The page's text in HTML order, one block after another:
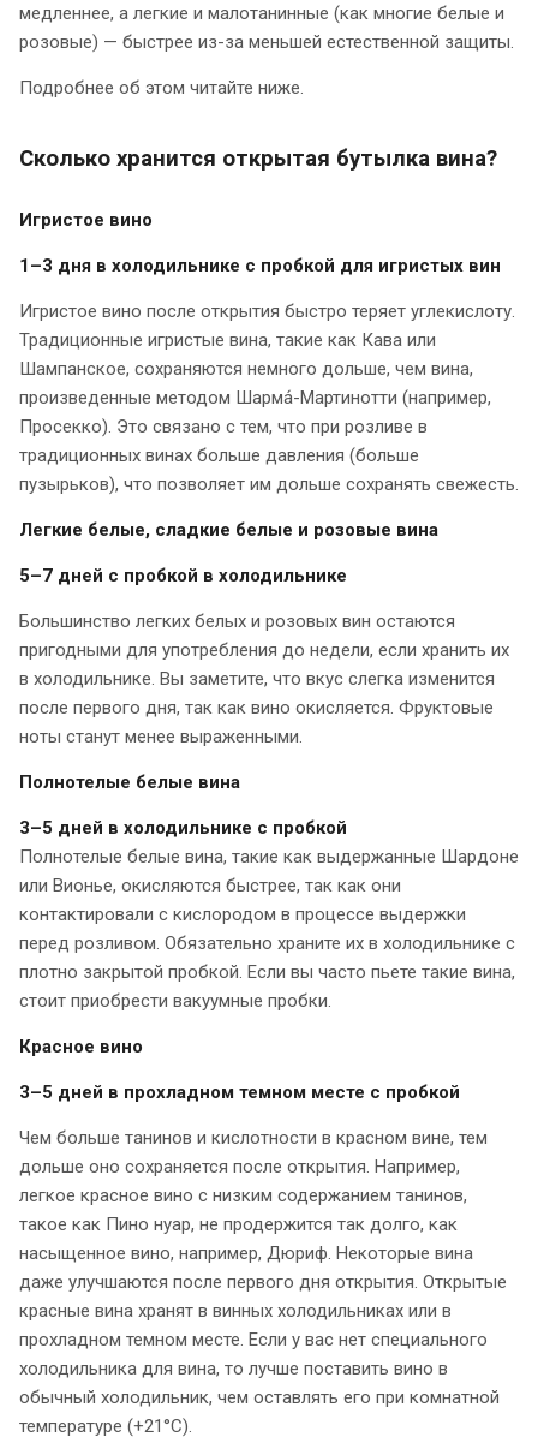
медленнее, а легкие и малотaнинные (как многие белые и
розовые) — быстрее из-за меньшей естественной защиты.
Подробнее об этом читайте ниже.
Сколько хранится открытая бутылка вина?
Игристое вино
1–3 дня в холодильнике с пробкой для игристых вин
Игристое вино после открытия быстро теряет углекислоту.
Традиционные игристые вина, такие как Кава или
Шампанское, сохраняются немного дольше, чем вина,
произведенные методом Шарма́-Мартинотти (например,
Просекко). Это связано с тем, что при розливе в
традиционных винах больше давления (больше
пузырьков), что позволяет им дольше сохранять свежесть.
Легкие белые, сладкие белые и розовые вина
5–7 дней с пробкой в холодильнике
Большинство легких белых и розовых вин остаются
пригодными для употребления до недели, если хранить их
в холодильнике. Вы заметите, что вкус слегка изменится
после первого дня, так как вино окисляется. Фруктовые
ноты станут менее выраженными.
Полнотелые белые вина
3–5 дней в холодильнике с пробкой
Полнотелые белые вина, такие как выдержанные Шардоне
или Вионье, окисляются быстрее, так как они
контактировали с кислородом в процессе выдержки
перед розливом. Обязательно храните их в холодильнике с
плотно закрытой пробкой. Если вы часто пьете такие вина,
стоит приобрести вакуумные пробки.
Красное вино
3–5 дней в прохладном темном месте с пробкой
Чем больше танинов и кислотности в красном вине, тем
дольше оно сохраняется после открытия. Например,
легкое красное вино с низким содержанием танинов,
такое как Пино нуар, не продержится так долго, как
насыщенное вино, например, Дюриф. Некоторые вина
даже улучшаются после первого дня открытия. Открытые
красные вина хранят в винных холодильниках или в
прохладном темном месте. Если у вас нет специального
холодильника для вина, то лучше поставить вино в
обычный холодильник, чем оставлять его при комнатной
температуре (+21°C).